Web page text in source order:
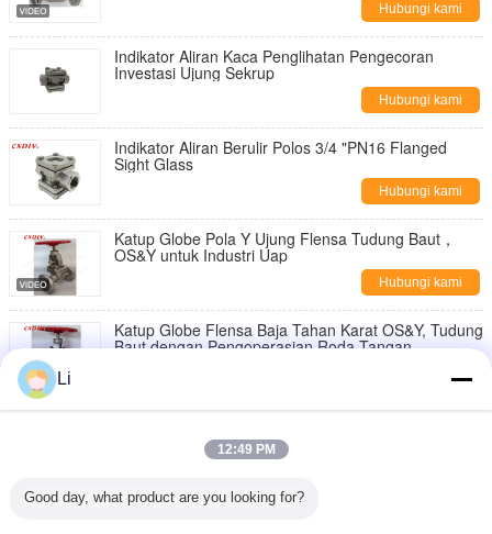
Hubungi kami
Indikator Aliran Kaca Penglihatan Pengecoran
Investasi Ujung Sekrup
Hubungi kami
Indikator Aliran Berulir Polos 3/4 "PN16 Flanged
Sight Glass
Hubungi kami
Katup Globe Pola Y Ujung Flensa Tudung Baut，
OS&Y untuk Industri Uap
Hubungi kami
Katup Globe Flensa Baja Tahan Karat OS&Y, Tudung
Baut dengan Pengoperasian Roda Tangan
Tangan Manual, Layanan Kelautan
Katup Globe Sudut yang Dioperasikan dengan Roda
Li
12:49 PM
Good day, what product are you looking for?